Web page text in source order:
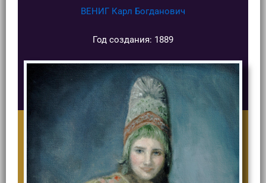
ВЕНИГ Карл Богданович
Год создания: 1889